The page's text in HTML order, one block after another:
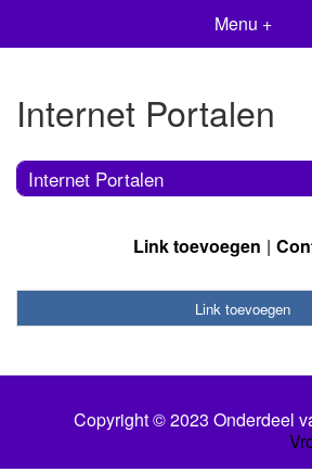
Menu +
Internet Portalen
Internet Portalen
Link toevoegen
Link toevoegen
Copyright © 2023 Onderdeel